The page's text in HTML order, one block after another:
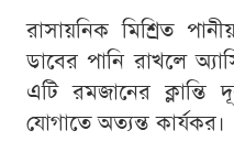
রাসায়নিক মিশ্রিত
ডাবের পানি রাখলে
এটি রমজানের
যোগাতে অত্যন্ত কার্যকর।